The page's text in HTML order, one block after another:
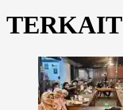
TERKAIT